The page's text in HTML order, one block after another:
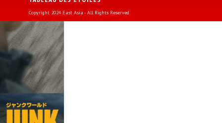
Copyright 2024 East Asia - All Rights Reserved